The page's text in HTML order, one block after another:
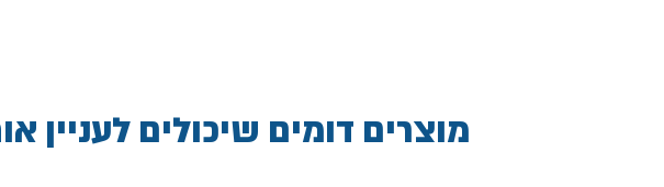
מוצרים דומים שיכולים לעניין